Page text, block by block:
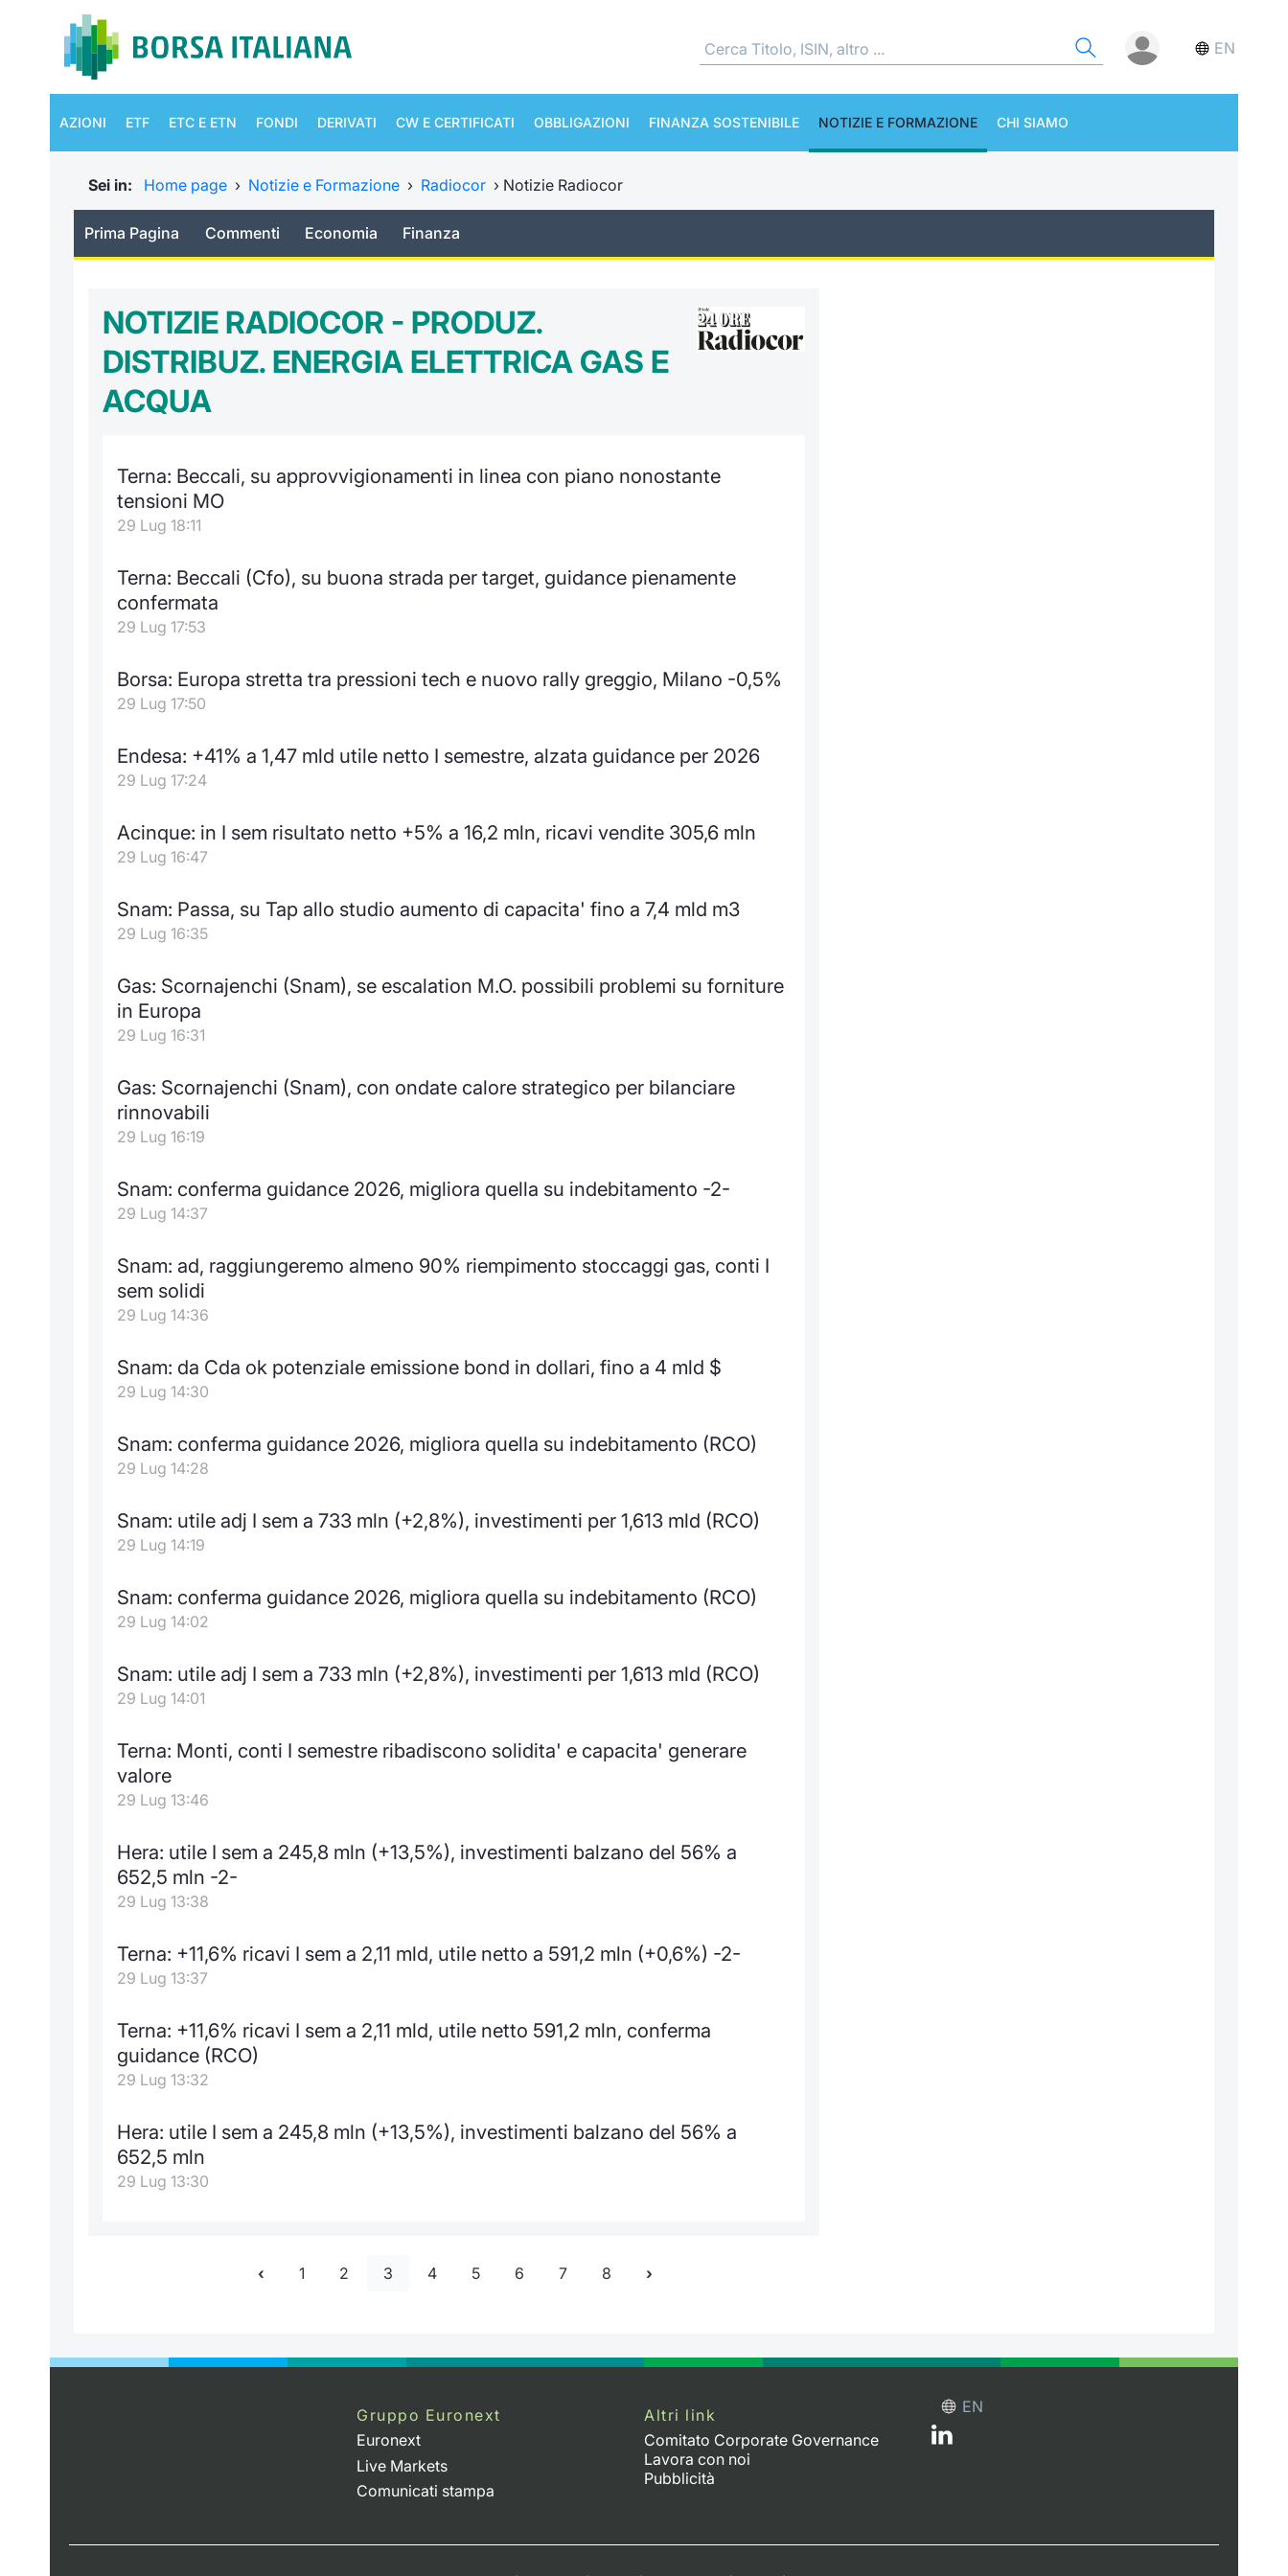
EN
AZIONI ETF ETC E ETN FONDI DERIVATI CW E CERTIFICATI OBBLIGAZIONI FINANZA SOSTENIBILE NOTIZIE E FORMAZIONE CHI SIAMO
Sei in: Home page › Notizie e Formazione › Radiocor › Notizie Radiocor
Prima Pagina Commenti Economia Finanza
NOTIZIE RADIOCOR - PRODUZ.
DISTRIBUZ. ENERGIA ELETTRICA GAS E
ACQUA
Terna: Beccali, su approvvigionamenti in linea con piano nonostante
tensioni MO
29 Lug 18:11
Terna: Beccali (Cfo), su buona strada per target, guidance pienamente
confermata
29 Lug 17:53
Borsa: Europa stretta tra pressioni tech e nuovo rally greggio, Milano -0,5%
29 Lug 17:50
Endesa: +41% a 1,47 mld utile netto I semestre, alzata guidance per 2026
29 Lug 17:24
Acinque: in I sem risultato netto +5% a 16,2 mln, ricavi vendite 305,6 mln
29 Lug 16:47
Snam: Passa, su Tap allo studio aumento di capacita' fino a 7,4 mld m3
29 Lug 16:35
Gas: Scornajenchi (Snam), se escalation M.O. possibili problemi su forniture
in Europa
29 Lug 16:31
Gas: Scornajenchi (Snam), con ondate calore strategico per bilanciare
rinnovabili
29 Lug 16:19
Snam: conferma guidance 2026, migliora quella su indebitamento -2-
29 Lug 14:37
Snam: ad, raggiungeremo almeno 90% riempimento stoccaggi gas, conti I
sem solidi
29 Lug 14:36
Snam: da Cda ok potenziale emissione bond in dollari, fino a 4 mld $
29 Lug 14:30
Snam: conferma guidance 2026, migliora quella su indebitamento (RCO)
29 Lug 14:28
Snam: utile adj I sem a 733 mln (+2,8%), investimenti per 1,613 mld (RCO)
29 Lug 14:19
Snam: conferma guidance 2026, migliora quella su indebitamento (RCO)
29 Lug 14:02
Snam: utile adj I sem a 733 mln (+2,8%), investimenti per 1,613 mld (RCO)
29 Lug 14:01
Terna: Monti, conti I semestre ribadiscono solidita' e capacita' generare
valore
29 Lug 13:46
Hera: utile I sem a 245,8 mln (+13,5%), investimenti balzano del 56% a
652,5 mln -2-
29 Lug 13:38
Terna: +11,6% ricavi I sem a 2,11 mld, utile netto a 591,2 mln (+0,6%) -2-
29 Lug 13:37
Terna: +11,6% ricavi I sem a 2,11 mld, utile netto 591,2 mln, conferma
guidance (RCO)
29 Lug 13:32
Hera: utile I sem a 245,8 mln (+13,5%), investimenti balzano del 56% a
652,5 mln
29 Lug 13:30
1 2 3 4 5 6 7 8
Gruppo Euronext
Euronext
Live Markets
Comunicati stampa
Altri link
Comitato Corporate Governance
Lavora con noi
Pubblicità
EN